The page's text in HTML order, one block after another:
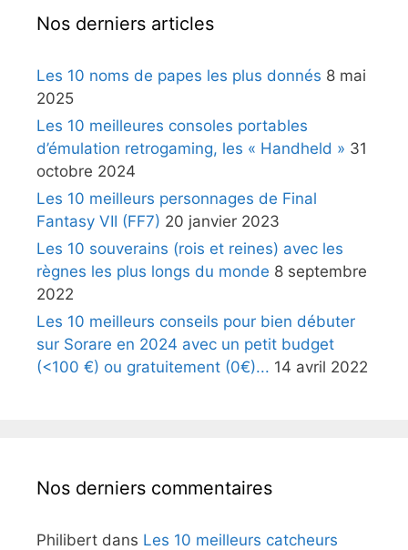
Nos derniers articles
Les 10 noms de papes les plus donnés 8 mai
2025
Les 10 meilleures consoles portables
d’émulation retrogaming, les « Handheld » 31
octobre 2024
Les 10 meilleurs personnages de Final
Fantasy VII (FF7) 20 janvier 2023
Les 10 souverains (rois et reines) avec les
règnes les plus longs du monde 8 septembre
2022
Les 10 meilleurs conseils pour bien débuter
sur Sorare en 2024 avec un petit budget
(<100 €) ou gratuitement (0€)... 14 avril 2022
Nos derniers commentaires
Philibert dans Les 10 meilleurs catcheurs